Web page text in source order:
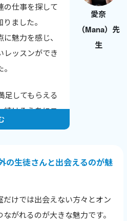
さんに英会話を教えることが楽
いただく感想も励みになって
も上がっていることがわかる
やる気に繋がります。
愛奈
（Mana）先
生
の仕事を探して
ました。
魅力を感じ、
レッスンができ
足してもらえる
続けるうちにニ
り、生徒さん
んと話せること
しい発見も多
た！」と言われ
の生徒さんと出会えるのが魅
だけでは出会えない方々とオン
ながれるのが大きな魅力です。